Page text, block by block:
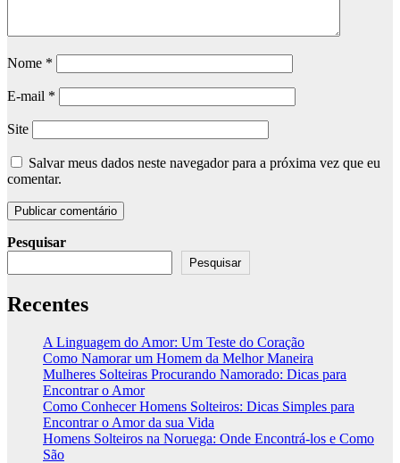
Nome *
E-mail *
Site
Salvar meus dados neste navegador para a próxima vez que eu
comentar.
Pesquisar
Pesquisar
Recentes
A Linguagem do Amor: Um Teste do Coração
Como Namorar um Homem da Melhor Maneira
Mulheres Solteiras Procurando Namorado: Dicas para
Encontrar o Amor
Como Conhecer Homens Solteiros: Dicas Simples para
Encontrar o Amor da sua Vida
Homens Solteiros na Noruega: Onde Encontrá-los e Como
São